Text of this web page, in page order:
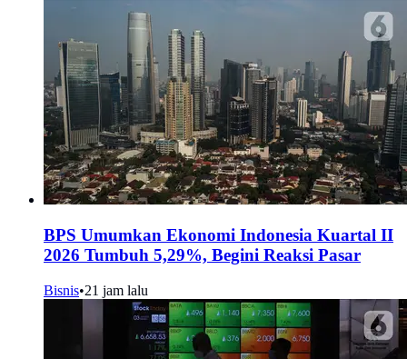
BPS Umumkan Ekonomi Indonesia Kuartal II
2026 Tumbuh 5,29%, Begini Reaksi Pasar
Bisnis•21 jam lalu